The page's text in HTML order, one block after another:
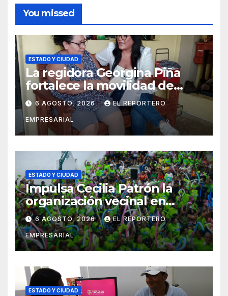
You missed
ESTADO Y CIUDAD
La regidora Georgina Piña
fortalece la movilidad de
adultos mayores con la
entrega de aparatos
ortopédicos
6 AGOSTO, 2026 EL REPORTERO
EMPRESARIAL
ESTADO Y CIUDAD
Impulsa Cecilia Patrón la
organización vecinal en
Mérida y suma a comités de
vigilancia en la prevención
social del delito
6 AGOSTO, 2026 EL REPORTERO
EMPRESARIAL
ESTADO Y CIUDAD